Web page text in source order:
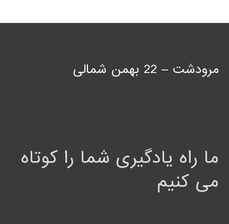
مرودشت – 22 بهمن شمالی
ما راه یادگیری شما را کوتاه
می کنیم